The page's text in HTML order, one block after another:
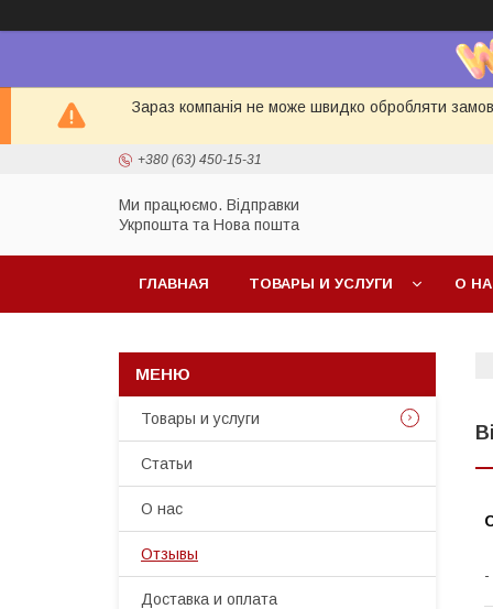
Зараз компанія не може швидко обробляти
+380 (63) 450-15-31
Ми працюємо. Відправки
Укрпошта та Нова пошта
ГЛАВНАЯ ТОВАРЫ И УСЛУГИ О
Товары и услуги
Статьи
О нас
Отзывы
Доставка и оплата